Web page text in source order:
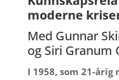
moderne
Med Gunnar
og Siri Granum
I 1958, som 21-